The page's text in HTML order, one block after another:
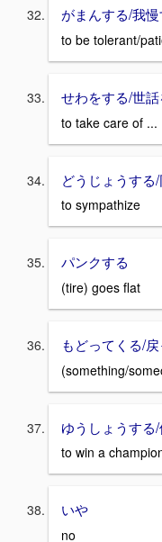
がまんする/我慢
to be tolerant/
せわをする/世
to take care of ...
どうじょうする
to sympathize
パンクする
(tire) goes flat
もどってくる/
(something/
ゆうしょうする
to win a
いや
no